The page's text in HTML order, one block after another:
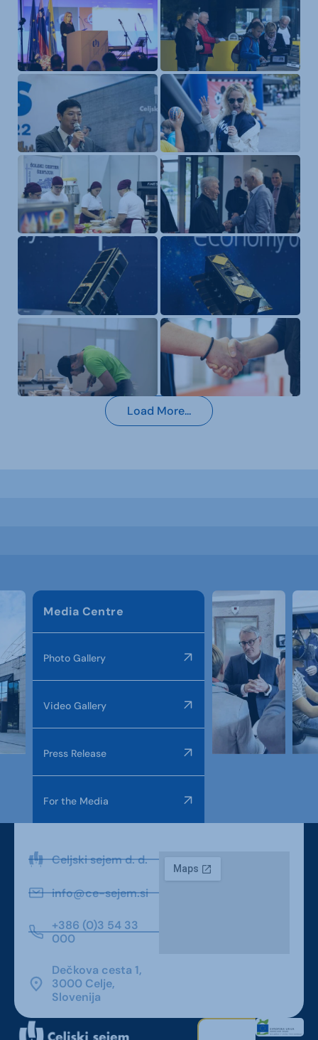
Load More...
Media Centre
Photo Gallery
Video Gallery
Press Release
For the Media
Celjski sejem d. d.
info@ce-sejem.si
+386 (0)3 54 33
000
Dečkova cesta 1,
3000 Celje,
Slovenija